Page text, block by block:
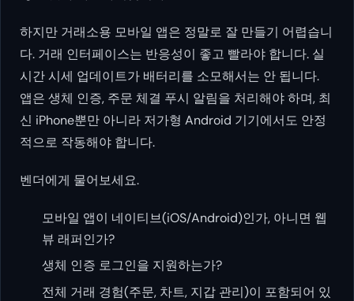
하지만 거래소용 모바일 앱은 정말로 잘 만들기 어렵습니
다. 거래 인터페이스는 반응성이 좋고 빨라야 합니다. 실
시간 시세 업데이트가 배터리를 소모해서는 안 됩니다.
앱은 생체 인증, 주문 체결 푸시 알림을 처리해야 하며, 최
신 iPhone뿐만 아니라 저가형 Android 기기에서도 안정
적으로 작동해야 합니다.
벤더에게 물어보세요.
모바일 앱이 네이티브(iOS/Android)인가, 아니면 웹
뷰 래퍼인가?
생체 인증 로그인을 지원하는가?
전체 거래 경험(주문, 차트, 지갑 관리)이 포함되어 있